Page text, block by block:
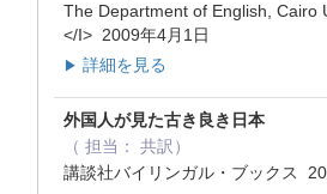
The Department of English, Cairo
</I> 2009年4月1日
▶ 詳細を見る
外国人が見た古き良き日本
（ 担当： 共訳）
講談社バイリンガル・ブックス